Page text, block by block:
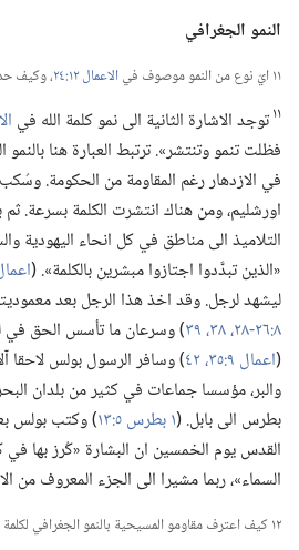
النمو الجغرافي
١١ ايّ نوع من النمو موصوف في الاعمال ١٢:‏٢٤
‏،‏ وكيف
١١توجد الاشارة الثانية الى نمو كلمة الله في
فظلت تنمو وتنتشر».‏ ترتبط العبارة هنا
في الازدهار رغم المقاومة من الحكومة.‏
اورشليم،‏ ومن هناك انتشرت الكلمة بسرعة.‏
التلاميذ الى مناطق في كل انحاء اليهودية
«الذين تبدَّدوا اجتازوا مبشرين بالكلمة».‏ (‏اعمال
ليشهد لرجل.‏ وقد اخذ هذا الرجل بعد
٨:‏٢٦-‏٢٨،‏
‏)‏ وسرعان ما تأسس الحق في
(‏اعمال ٩:‏٣٥،‏
‏)‏ وسافر الرسول بولس لاحقا
والبر،‏ مؤسسا جماعات في كثير من بلدان
بطرس الى بابل.‏ (‏١ بطرس ٥:‏١٣
القدس يوم الخمسين ان البشارة «كُرز بها
السماء»،‏ ربما مشيرا الى الجزء المعروف من
١٢ كيف اعترف مقاومو المسيحية بالنمو الجغرافي لكلمة الله؟‏